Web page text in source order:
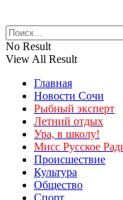
No Result
View All Result
Главная
Новости Сочи
Рыбный эксперт
Летний отдых
Ура, в школу!
Мисс Русское
Происшествие
Культура
Общество
Спорт